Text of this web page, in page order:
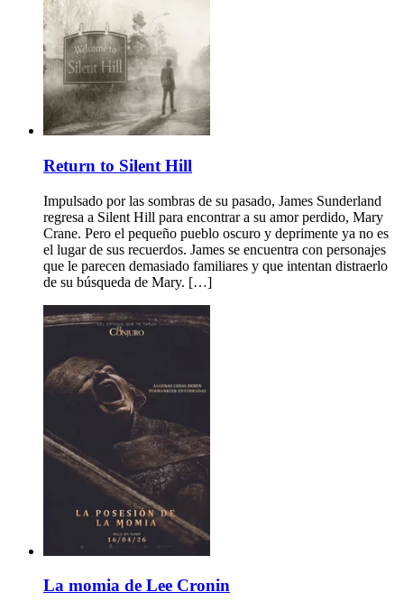
Return to Silent Hill
Impulsado por las sombras de su pasado, James Sunderland
regresa a Silent Hill para encontrar a su amor perdido, Mary
Crane. Pero el pequeño pueblo oscuro y deprimente ya no es
el lugar de sus recuerdos. James se encuentra con personajes
que le parecen demasiado familiares y que intentan distraerlo
de su búsqueda de Mary. […]
La momia de Lee Cronin